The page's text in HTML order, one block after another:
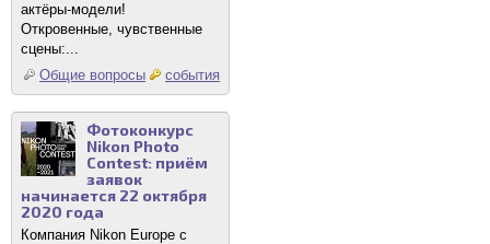
актёры-модели!
Откровенные, чувственные
сцены:...
Общие вопросы
события
Фотоконкурс
Nikon Photo
Contest: приём
заявок
начинается 22 октября
2020 года
Компания Nikon Europe с